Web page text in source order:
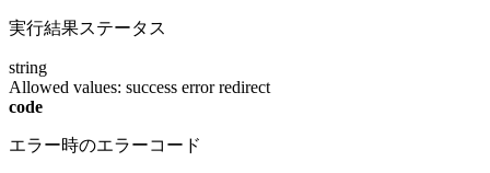
実行結果ステータス
string
Allowed values: success errorredirect
code
エラー時のエラーコード